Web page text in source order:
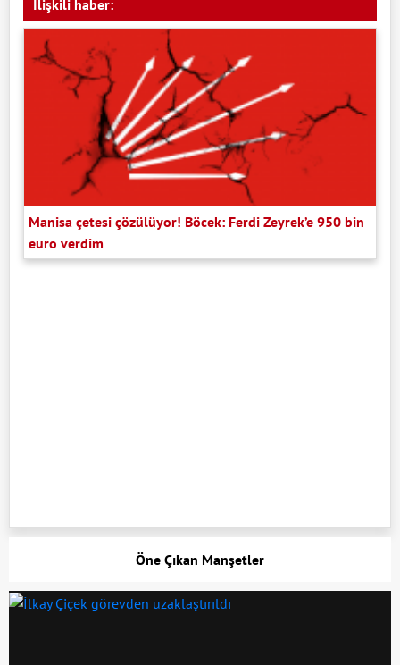
İlişkili haber:
Manisa çetesi çözülüyor! Böcek: Ferdi Zeyrek’e 950 bin
euro verdim
Öne Çıkan Manşetler